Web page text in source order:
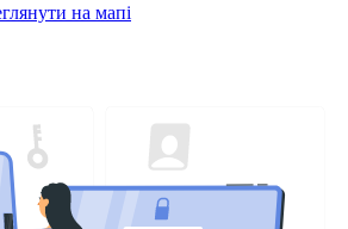
на мапі